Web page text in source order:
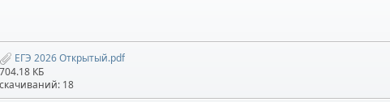
ЕГЭ 2026 Открытый.pdf
704.18 КБ
скачиваний: 18